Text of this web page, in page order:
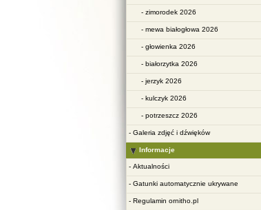
- zimorodek 2026
- mewa białogłowa 2026
- głowienka 2026
- białorzytka 2026
- jerzyk 2026
- kulczyk 2026
- potrzeszcz 2026
- Galeria zdjęć i dźwięków
Informacje
- Aktualności
- Gatunki automatycznie ukrywane
- Regulamin ornitho.pl